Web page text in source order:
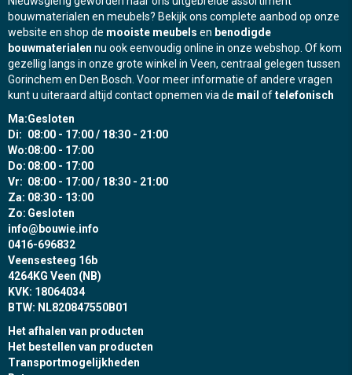
bouwmaterialen en meubels? Bekijk ons complete aanbod op onze
website en shop de mooiste meubels en benodigde
bouwmaterialen nu ook eenvoudig online in onze webshop. Of kom
gezellig langs in onze grote winkel in Veen, centraal gelegen tussen
Gorinchem en Den Bosch. Voor meer informatie of andere vragen
kunt u uiteraard altijd contact opnemen via de mail oftelefonisch
Ma:Gesloten
Di: 08:00 - 17:00 / 18:30 - 21:00
Wo:08:00 - 17:00
Do: 08:00 - 17:00
Vr: 08:00 - 17:00 / 18:30 - 21:00
Za: 08:30 - 13:00
Zo: Gesloten
info@bouwie.info
0416-696832
Veensesteeg 16b
4264KG Veen (NB)
KVK: 18064034
BTW: NL820847550B01
Het afhalen van producten
Het bestellen van producten
Transportmogelijkheden